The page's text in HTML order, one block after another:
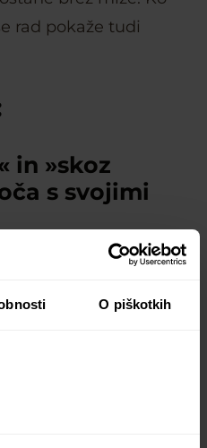
O piškotkih
rad pokaže tudi
in »skoz
s svojimi
tatujih, ki jih je...
izvirna tatuja pa